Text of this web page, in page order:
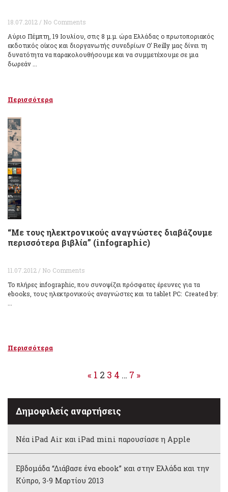
18.07.2012 / No Comments
Αύριο Πέμπτη, 19 Ιουλίου, στις 8 μ.μ. ώρα Ελλάδας ο πρωτοποριακός
εκδοτικός οίκος και διοργανωτής συνεδρίων O’ Reilly μας δίνει τη
δυνατότητα να παρακολουθήσουμε και να συμμετέχουμε σε μια
δωρεάν ...
Περισσότερα
“Με τους ηλεκτρονικούς αναγνώστες διαβάζουμε
περισσότερα βιβλία” (infographic)
11.07.2012 / No Comments
Το πλήρες infographic, που συνοψίζει πρόσφατες έρευνες για τα
ebooks, τους ηλεκτρονικούς αναγνώστες και τα tablet PC: Created by:
Περισσότερα
« 1 2 3 4 … 7 »
Δημοφιλείς αναρτήσεις
Νέα iPad Air και iPad mini παρουσίασε η Apple
Εβδομάδα “Διάβασε ένα ebook” και στην Ελλάδα και την
Κύπρο, 3-9 Μαρτίου 2013